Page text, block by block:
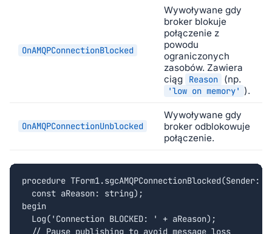
OnAMQPConnectionBlocked
Wywoływane gdy
broker blokuje
połączenie z
powodu
ograniczonych
zasobów. Zawiera
ciąg
Reason (np.
'low on memory' ).
OnAMQPConnectionUnblocked
Wywoływane gdy
broker odblokowuje
połączenie.
procedure TForm1.sgcAMQPConnectionBlocked(Sender:
  const aReason: string);
begin
  Log('Connection BLOCKED: ' + aReason);
  // Pause publishing to avoid message loss